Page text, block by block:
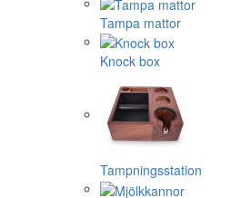
Tampa mattor
Knock box
Tampningsstation